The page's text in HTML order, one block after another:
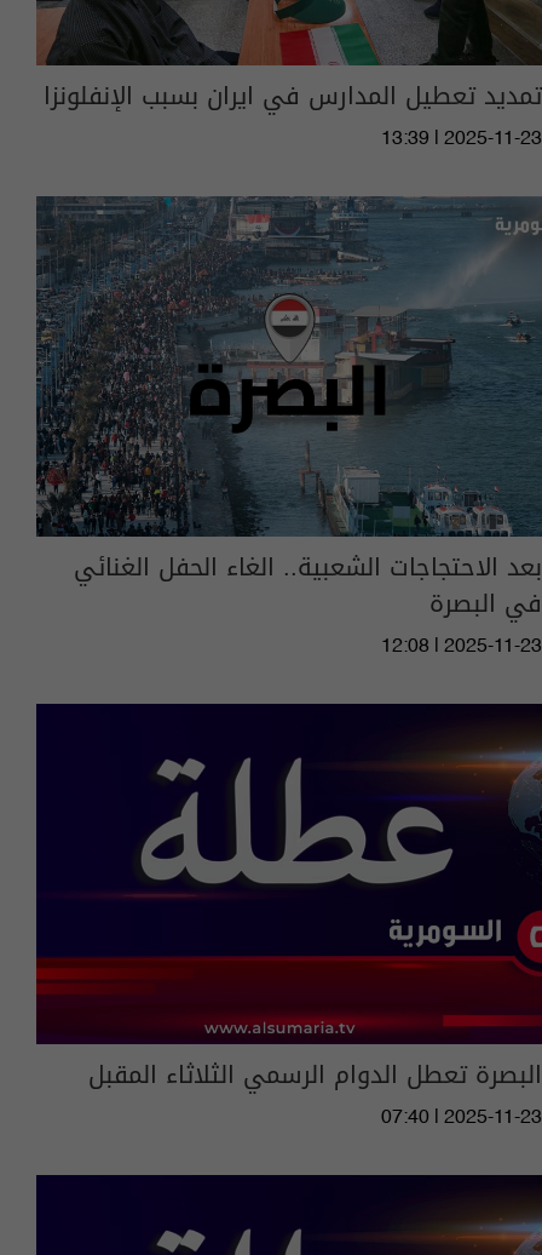
تمديد تعطيل المدارس في ايران بسبب الإنفلونزا
13:39 | 2025-11-23
بعد الاحتجاجات الشعبية.. الغاء الحفل الغنائي
في البصرة
12:08 | 2025-11-23
البصرة تعطل الدوام الرسمي الثلاثاء المقبل
07:40 | 2025-11-23